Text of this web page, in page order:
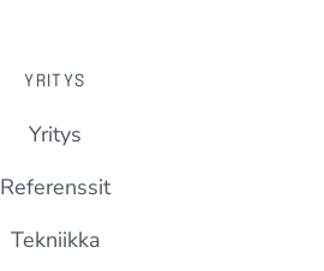
YRITYS
Yritys
Referenssit
Tekniikka